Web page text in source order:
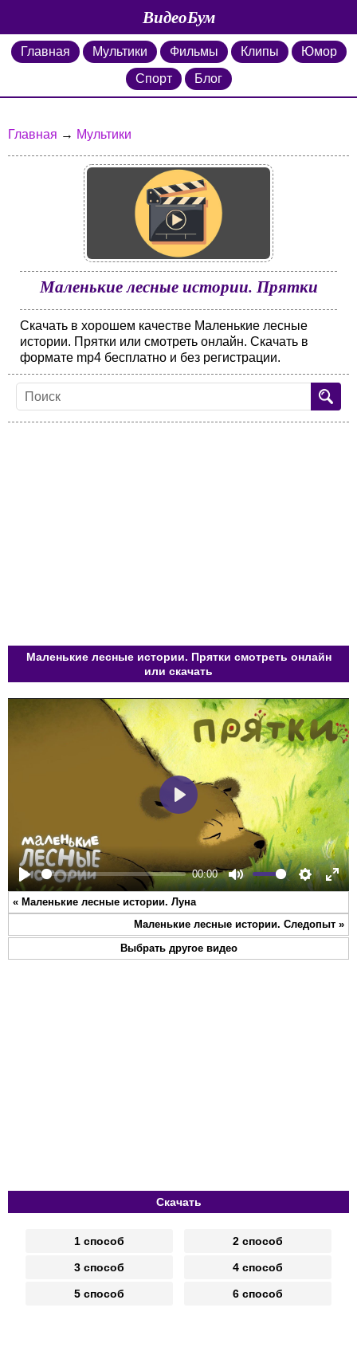
ВидеоБум
Главная Мультики Фильмы Клипы
Юмор
Спорт
Блог
Главная → Мультики
Маленькие лесные истории. Прятки
Скачать в хорошем качестве Маленькие лесные
истории. Прятки или смотреть онлайн. Скачать в
формате mp4 бесплатно и без регистрации.
Маленькие лесные истории. Прятки смотреть онлайн
или скачать
Play
00:00
Mute Settings
Play
« Маленькие лесные истории. Луна
Маленькие лесные истории. Следопыт »
Выбрать другое видео
Скачать
1 способ 2 способ
3 способ 4 способ
5 способ 6 способ